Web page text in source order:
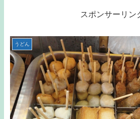
スポンサーリン
うどん